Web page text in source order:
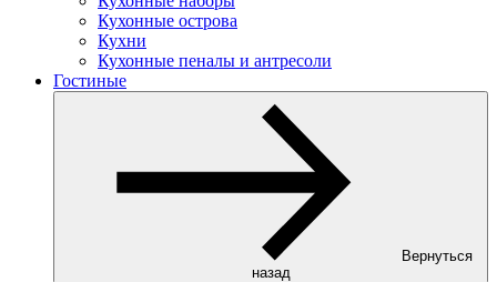
Кухонные острова
Кухни
Кухонные пеналы и антресоли
Гостиные
Вернуться
назад